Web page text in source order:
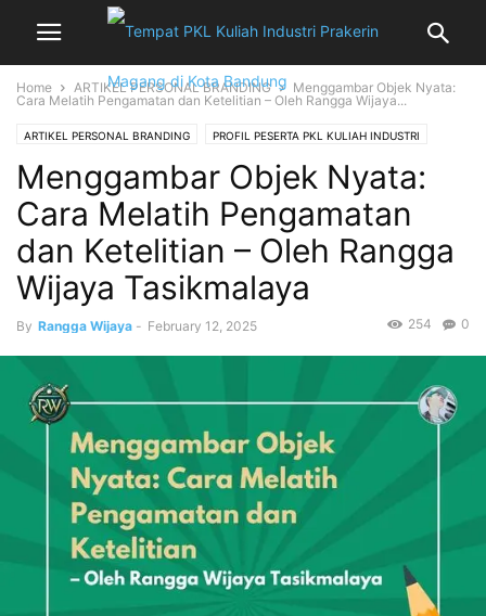
Home ARTIKEL PERSONAL BRANDING
Menggambar Objek Nyata:
Cara Melatih Pengamatan dan Ketelitian – Oleh Rangga Wijaya...
ARTIKEL PERSONAL BRANDING PROFIL PESERTA PKL KULIAH INDUSTRI
PROJECT PKL
Menggambar Objek Nyata:
Cara Melatih Pengamatan
dan Ketelitian – Oleh Rangga
Wijaya Tasikmalaya
By Rangga Wijaya - February 12, 2025 0
254